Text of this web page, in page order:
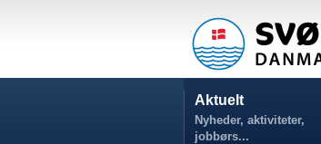
Aktuelt
Nyheder, aktiviteter,
jobbørs...